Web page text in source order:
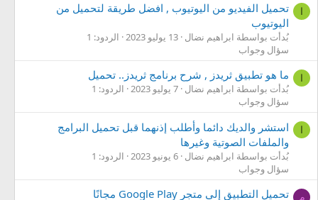
ا
تحميل الفيديو من اليوتيوب , افضل طريقة لتحميل من
اليوتيوب
بُدأت بواسطة ابراهيم نضال 13 يوليو 2023
الردود: 1
سؤال وجواب
ا ما هو تطبيق ثريدز , شرح برنامج ثريدز.. تحميل
بُدأت بواسطة ابراهيم نضال 7 يوليو 2023
الردود: 1
سؤال وجواب
ا
استشر والديك دائما وأطلب إذنهما قبل تحميل البرامج
والملفات الصوتية وغيرها
بُدأت بواسطة ابراهيم نضال 6 يونيو 2023
الردود: 1
سؤال وجواب
م تحميل التطبيق إلى متجر Google Play مجانًا